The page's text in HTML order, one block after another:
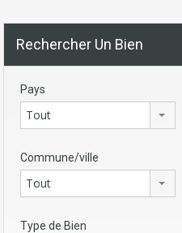
Rechercher Un Bien
Pays
Tout
Commune/ville
Tout
Type de Bien